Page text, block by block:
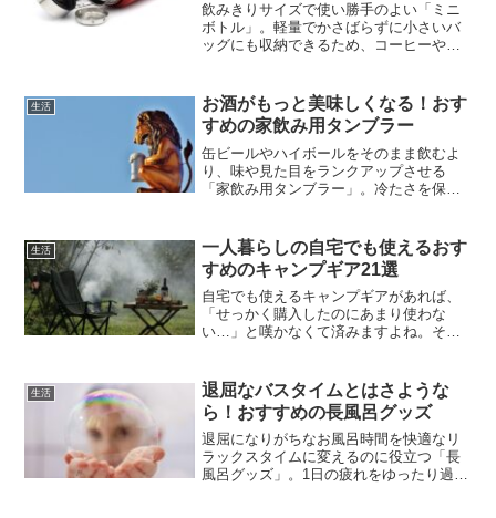
飲みきりサイズで使い勝手のよい「ミニ
ボトル」。軽量でかさばらずに小さいバ
ッグにも収納できるため、コーヒーや紅
す。今回は、ミニボトルのおすすめアイ
テムをご紹介します。
生活
お酒がもっと美味しくなる！おす
すめの家飲み用タンブラー
缶ビールやハイボールをそのまま飲むよ
り、味や見た目をランクアップさせる
「家飲み用タンブラー」。冷たさを保っ
は、おすすめの家飲み用タンブラーをご
紹介します。
生活
一人暮らしの自宅でも使えるおす
すめのキャンプギア21選
自宅でも使えるキャンプギアがあれば、
「せっかく購入したのにあまり使わな
い…」と嘆かなくて済みますよね。そこ
の自宅でも使えるおすすめのキャンプギ
アをご紹介します。
生活
退屈なバスタイムとはさような
ら！おすすめの長風呂グッズ
退屈になりがちなお風呂時間を快適なリ
ラックスタイムに変えるのに役立つ「長
風呂グッズ」。1日の疲れをゆったり過ご